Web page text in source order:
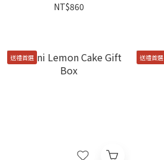
NT$860
送禮首選 送禮首選